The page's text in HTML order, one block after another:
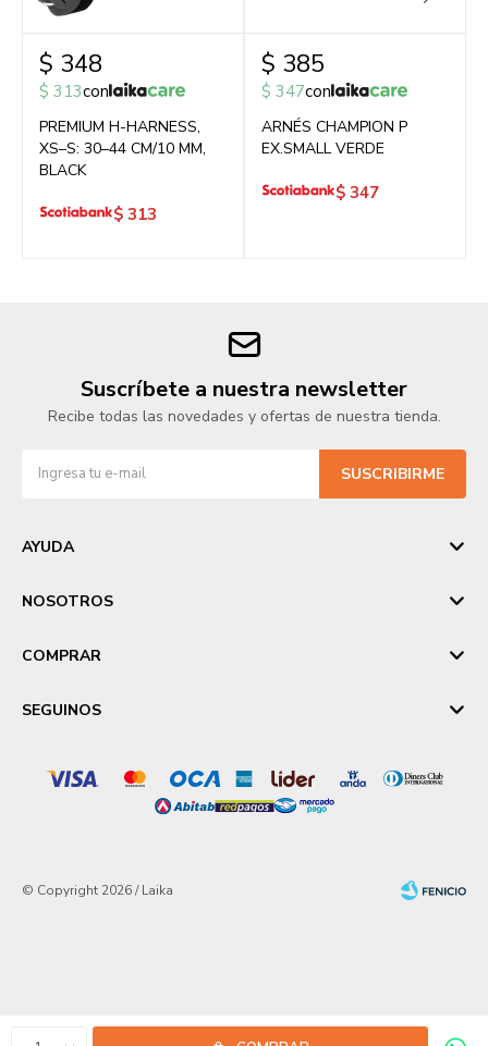
$ 348
$ 313con
PREMIUM H-HARNESS,
XS–S: 30–44 CM/10 MM,
BLACK
$ 313
$ 385
$ 347con
ARNÉS CHAMPION P
EX.SMALL VERDE
$ 347
Suscríbete a nuestra newsletter
Recibe todas las novedades y ofertas de nuestra tienda.
SUSCRIBIRME
AYUDA
NOSOTROS
COMPRAR
SEGUINOS
© Copyright 2026 / Laika